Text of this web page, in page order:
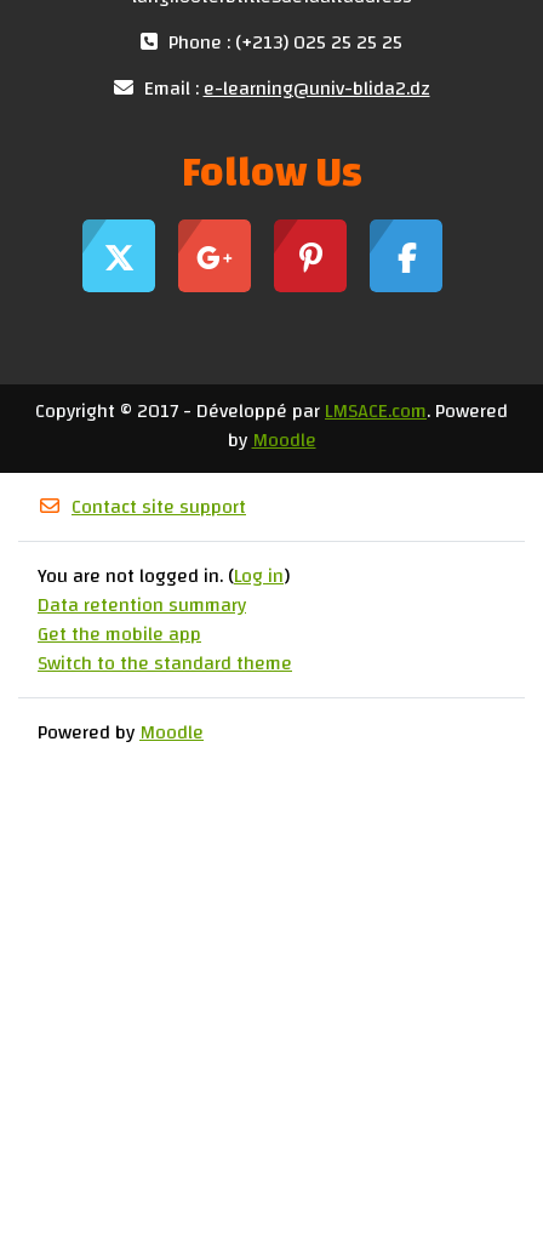
Phone : (+213) 025 25 25 25
Email :e-learning@univ-blida2.dz
Follow Us
Copyright © 2017 - Développé parLMSACE.com. Powered
byMoodle
Contact site support
You are not logged in. (Log in)
Data retention summary
Get the mobile app
Switch to the standard theme
Powered byMoodle